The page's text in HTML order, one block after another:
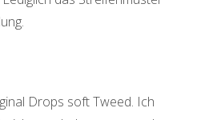
Drops soft Tweed. Ich